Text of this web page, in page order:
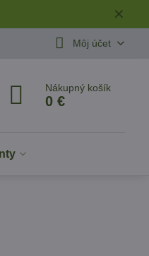
✕
Môj účet
Nákupný košík
0 €